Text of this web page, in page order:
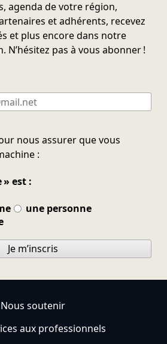
agenda de votre région,
et adhérents, recevez
et plus encore dans notre
N’hésitez pas à vous abonner !
nous assurer que vous
:
» est :
une personne
Je m’inscris
Nous soutenir
aux professionnels